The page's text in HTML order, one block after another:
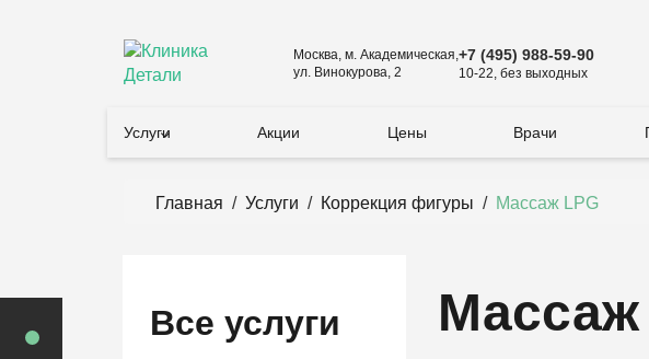
Москва, м. Академическая,
ул. Винокурова, 2
+7 (495) 988-59-90
10-22, без выходных
Услуги Акции Цены Врачи
Главная / Услуги / Коррекция фигуры / Массаж LPG
Все услуги Массаж